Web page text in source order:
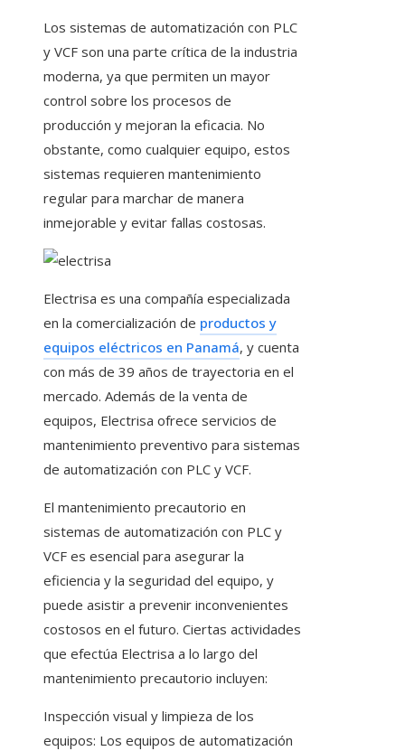
Los sistemas de automatización con PLC
y VCF son una parte crítica de la industria
moderna, ya que permiten un mayor
control sobre los procesos de
producción y mejoran la eficacia. No
obstante, como cualquier equipo, estos
sistemas requieren mantenimiento
regular para marchar de manera
inmejorable y evitar fallas costosas.
Electrisa es una compañía especializada
en la comercialización de productos y
equipos eléctricos en Panamá, y cuenta
con más de 39 años de trayectoria en el
mercado. Además de la venta de
equipos, Electrisa ofrece servicios de
mantenimiento preventivo para sistemas
de automatización con PLC y VCF.
El mantenimiento precautorio en
sistemas de automatización con PLC y
VCF es esencial para asegurar la
eficiencia y la seguridad del equipo, y
puede asistir a prevenir inconvenientes
costosos en el futuro. Ciertas actividades
que efectúa Electrisa a lo largo del
mantenimiento precautorio incluyen:
Inspección visual y limpieza de los
equipos: Los equipos de automatización